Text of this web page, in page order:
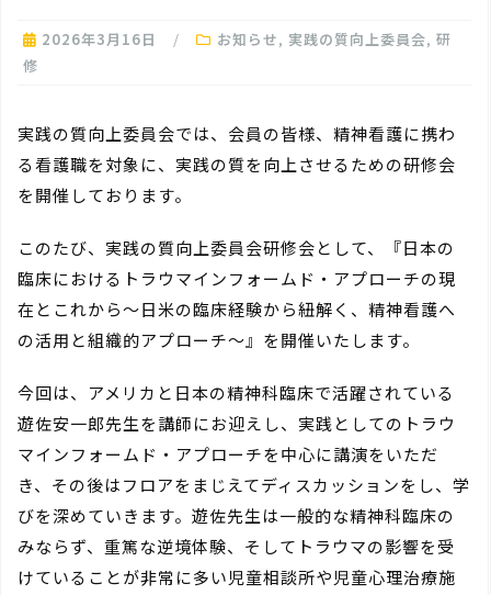
2026年3月16日 お知らせ, 実践の質向上委員会, 研
修
実践の質向上委員会では、会員の皆様、精神看護に携わ
る看護職を対象に、実践の質を向上させるための研修会
を開催しております。
このたび、実践の質向上委員会研修会として、『日本の
臨床におけるトラウマインフォームド・アプローチの現
在とこれから～日米の臨床経験から紐解く、精神看護へ
の活用と組織的アプローチ～』を開催いたします。
今回は、アメリカと日本の精神科臨床で活躍されている
遊佐安一郎先生を講師にお迎えし、実践としてのトラウ
マインフォームド・アプローチを中心に講演をいただ
き、その後はフロアをまじえてディスカッションをし、学
びを深めていきます。遊佐先生は一般的な精神科臨床の
みならず、重篤な逆境体験、そしてトラウマの影響を受
けていることが非常に多い児童相談所や児童心理治療施